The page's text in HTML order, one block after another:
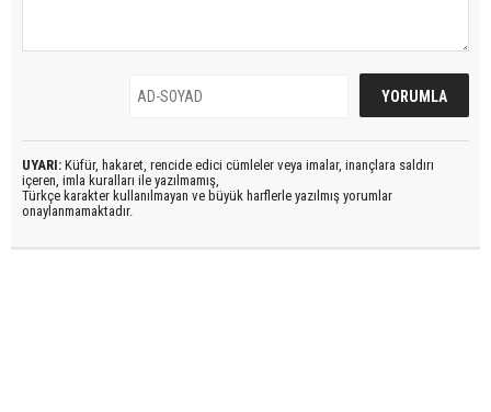
UYARI: Küfür, hakaret, rencide edici cümleler veya imalar, inançlara saldırı
içeren, imla kuralları ile yazılmamış,
Türkçe karakter kullanılmayan ve büyük harflerle yazılmış yorumlar
onaylanmamaktadır.